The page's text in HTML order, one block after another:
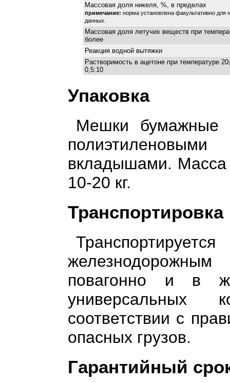
Массовая доля никеля, %, в пределах
примечание: норма установлена факультативно для
данных.
Массовая доля летучих веществ при
более
Реакция водной вытяжки
Растворимость в ацетоне при температуре
0,5:10
Упаковка
Мешки бумажные
вкладышами. Масса
10-20 кг.
Транспортировка
Транспортируется
повагонно и в
универсальных
соответствии с
опасных грузов.
Гарантийный